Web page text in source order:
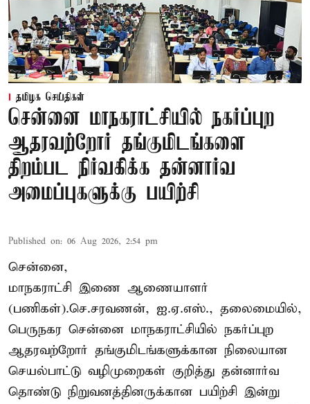
தமிழக செய்திகள்
சென்னை மாநகராட்சியில் நகர்ப்புற
ஆதரவற்றோர் தங்குமிடங்களை
திறம்பட நிர்வகிக்க தன்னார்வ
அமைப்புகளுக்கு பயிற்சி
Published on: 06 Aug 2026, 2:54 pm
சென்னை,
மாநகராட்சி இணை ஆணையாளர்
(பணிகள்).செ.சரவணன், ஐ.ஏ.எஸ்., தலைமையில்,
பெருநகர சென்னை மாநகராட்சியில் நகர்ப்புற
ஆதரவற்றோர் தங்குமிடங்களுக்கான நிலையான
செயல்பாட்டு வழிமுறைகள் குறித்து தன்னார்வ
தொண்டு நிறுவனத்தினருக்கான பயிற்சி இன்று